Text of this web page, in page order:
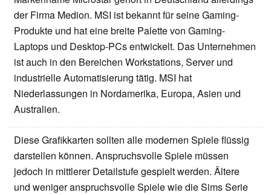
der Firma Medion. MSI ist bekannt für seine Gaming-
Produkte und hat eine breite Palette von Gaming-
Laptops und Desktop-PCs entwickelt. Das Unternehmen
ist auch in den Bereichen Workstations, Server und
industrielle Automatisierung tätig. MSI hat
Niederlassungen in Nordamerika, Europa, Asien und
Australien.
Diese Grafikkarten sollten alle modernen Spiele flüssig
darstellen können. Anspruchsvolle Spiele müssen
jedoch in mittlerer Detailstufe gespielt werden. Ältere
und weniger anspruchsvolle Spiele wie die Sims Serie